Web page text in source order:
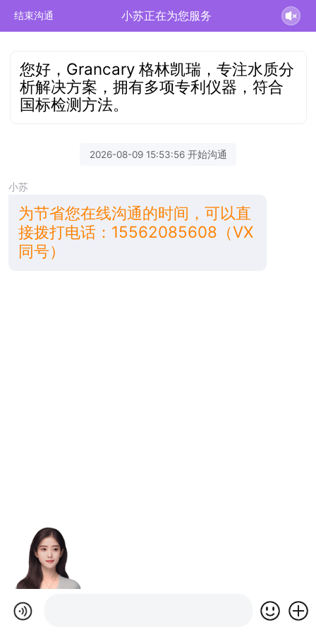
结束沟通 小苏正在为您服务
您好，Grancary 格林凯瑞，专注水质分
析解决方案，拥有多项专利仪器，符合
国标检测方法。
2026-08-09 15:53:56 开始沟通
小苏
为节省您在线沟通的时间，可以直
接拨打电话：15562085608（VX
同号）